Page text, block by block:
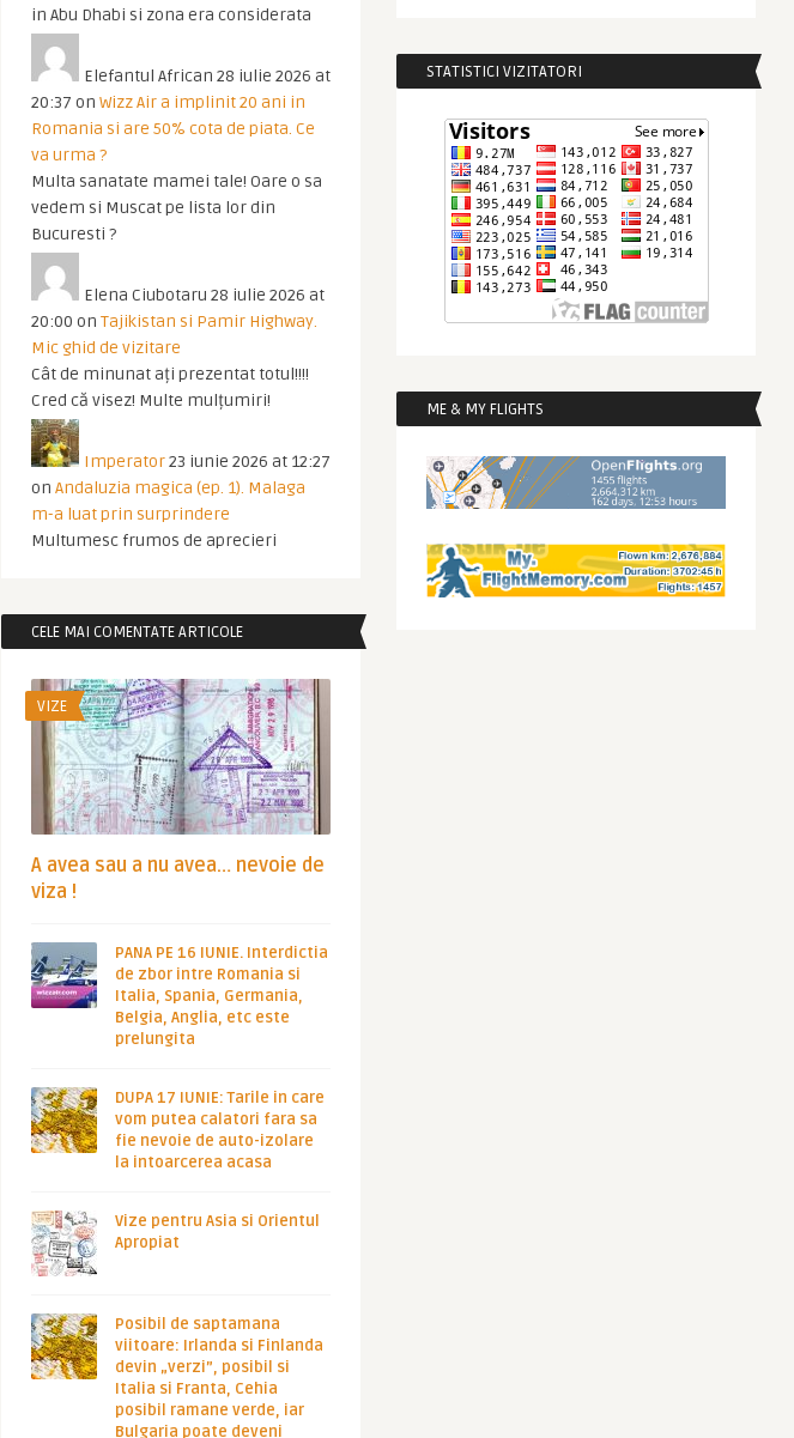
in Abu Dhabi si zona era considerata
Elefantul African 28 iulie 2026 at
20:37 on Wizz Air a implinit 20 ani in
Romania si are 50% cota de piata. Ce
va urma ?
Multa sanatate mamei tale! Oare o sa
vedem si Muscat pe lista lor din
Bucuresti ?
Elena Ciubotaru 28 iulie 2026 at
20:00 on Tajikistan si Pamir Highway.
Mic ghid de vizitare
Cât de minunat ați prezentat totul!!!!
Cred că visez! Multe mulțumiri!
Imperator23 iunie 2026 at 12:27
on Andaluzia magica (ep. 1). Malaga
m-a luat prin surprindere
Multumesc frumos de aprecieri
CELE MAI COMENTATE ARTICOLE
VIZE
A avea sau a nu avea… nevoie de
viza !
PANA PE 16 IUNIE. Interdictia
de zbor intre Romania si
Italia, Spania, Germania,
Belgia, Anglia, etc este
prelungita
DUPA 17 IUNIE: Tarile in care
vom putea calatori fara sa
fie nevoie de auto-izolare
la intoarcerea acasa
Vize pentru Asia si Orientul
Apropiat
Posibil de saptamana
viitoare: Irlanda si Finlanda
devin „verzi”, posibil si
Italia si Franta, Cehia
posibil ramane verde, iar
Bulgaria poate deveni
STATISTICI VIZITATORI
ME & MY FLIGHTS